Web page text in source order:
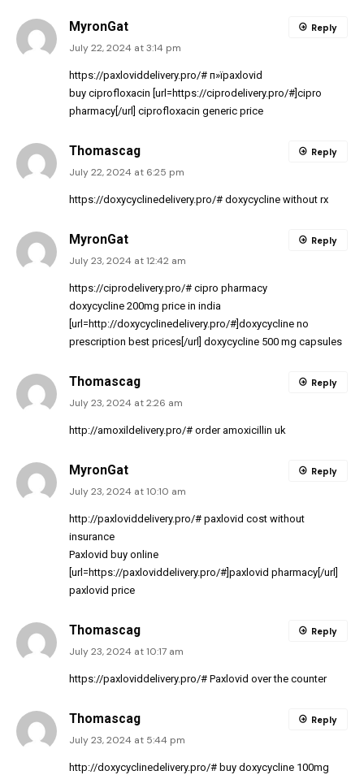
MyronGat
July 22, 2024 at 3:14 pm
https://paxloviddelivery.pro/# п»їpaxlovid
buy ciprofloxacin [url=https://ciprodelivery.pro/#]cipro
pharmacy[/url] ciprofloxacin generic price
Reply
Thomascag
July 22, 2024 at 6:25 pm
https://doxycyclinedelivery.pro/# doxycycline without rx
Reply
MyronGat
July 23, 2024 at 12:42 am
https://ciprodelivery.pro/# cipro pharmacy
doxycycline 200mg price in india
[url=http://doxycyclinedelivery.pro/#]doxycycline no
prescription best prices[/url] doxycycline 500 mg capsules
Reply
Thomascag
July 23, 2024 at 2:26 am
http://amoxildelivery.pro/# order amoxicillin uk
Reply
MyronGat
July 23, 2024 at 10:10 am
http://paxloviddelivery.pro/# paxlovid cost without
insurance
Paxlovid buy online
[url=https://paxloviddelivery.pro/#]paxlovid pharmacy[/url]
paxlovid price
Reply
Thomascag
July 23, 2024 at 10:17 am
https://paxloviddelivery.pro/# Paxlovid over the counter
Reply
Thomascag
July 23, 2024 at 5:44 pm
http://doxycyclinedelivery.pro/# buy doxycycline 100mg
Reply